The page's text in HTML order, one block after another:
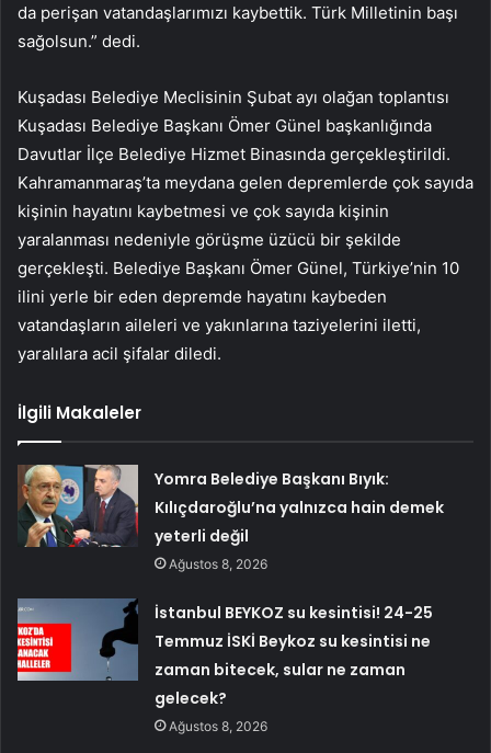
da perişan vatandaşlarımızı kaybettik. Türk Milletinin başı
sağolsun.” dedi.
Kuşadası Belediye Meclisinin Şubat ayı olağan toplantısı
Kuşadası Belediye Başkanı Ömer Günel başkanlığında
Davutlar İlçe Belediye Hizmet Binasında gerçekleştirildi.
Kahramanmaraş’ta meydana gelen depremlerde çok sayıda
kişinin hayatını kaybetmesi ve çok sayıda kişinin
yaralanması nedeniyle görüşme üzücü bir şekilde
gerçekleşti. Belediye Başkanı Ömer Günel, Türkiye’nin 10
ilini yerle bir eden depremde hayatını kaybeden
vatandaşların aileleri ve yakınlarına taziyelerini iletti,
yaralılara acil şifalar diledi.
İlgili Makaleler
Yomra Belediye Başkanı Bıyık:
Kılıçdaroğlu’na yalnızca hain demek
yeterli değil
Ağustos 8, 2026
İstanbul BEYKOZ su kesintisi! 24-25
Temmuz İSKİ Beykoz su kesintisi ne
zaman bitecek, sular ne zaman
gelecek?
Ağustos 8, 2026